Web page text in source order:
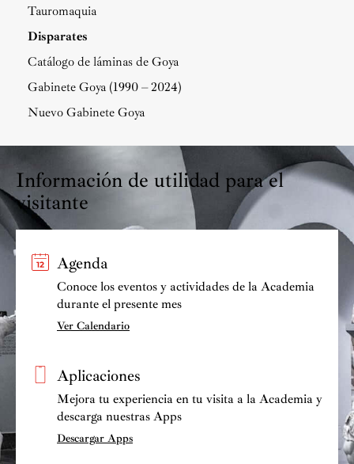
Tauromaquia
Disparates
Catálogo de láminas de Goya
Gabinete Goya (1990 – 2024)
Nuevo Gabinete Goya
Información de utilidad para el
visitante
Agenda
Conoce los eventos y actividades de la Academia
durante el presente mes
Ver Calendario
Aplicaciones
Mejora tu experiencia en tu visita a la Academia y
descarga nuestras Apps
Descargar Apps